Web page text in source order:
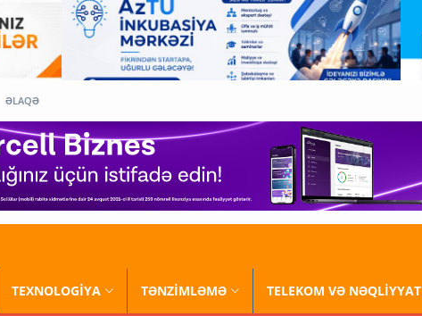
ƏLAQƏ
TEXNOLOGİYA TƏNZİMLƏMƏ TELEKOM VƏ NƏQLİYYAT